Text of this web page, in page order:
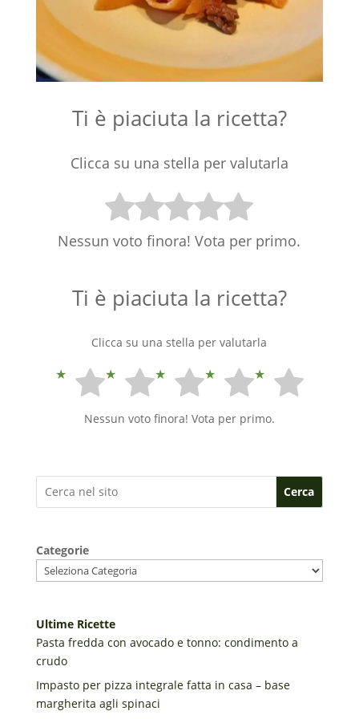
Ti è piaciuta la ricetta?
Clicca su una stella per valutarla
Nessun voto finora! Vota per primo.
Ti è piaciuta la ricetta?
Clicca su una stella per valutarla
Nessun voto finora! Vota per primo.
Cerca
Categorie
Ultime Ricette
Pasta fredda con avocado e tonno: condimento a
crudo
Impasto per pizza integrale fatta in casa – base
margherita agli spinaci